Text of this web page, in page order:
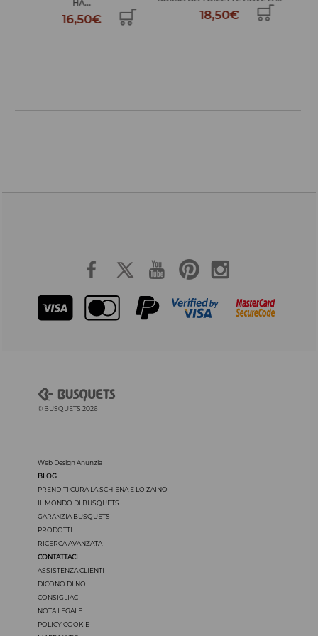
18,50€
GOO...
24,99€
© BUSQUETS 2026
Web Design Anunzia
BLOG
PRENDITI CURA LA SCHIENA E LO ZAINO
IL MONDO DI BUSQUETS
GARANZIA BUSQUETS
PRODOTTI
RICERCA AVANZATA
CONTATTACI
ASSISTENZA CLIENTI
DICONO DI NOI
CONSIGLIACI
NOTA LEGALE
POLICY COOKIE